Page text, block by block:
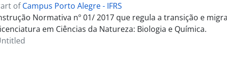
ofCampus Porto Alegre - IFRS
Normativa nº 01/ 2017 que regula a transição e
em Ciências da Natureza: Biologia e Química.